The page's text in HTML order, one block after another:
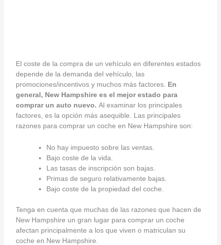
El coste de la compra de un vehículo en diferentes estados
depende de la demanda del vehículo, las
promociones/incentivos y muchos más factores. En
general, New Hampshire es el mejor estado para
comprar un auto nuevo. Al examinar los principales
factores, es la opción más asequible. Las principales
razones para comprar un coche en New Hampshire son:
No hay impuesto sobre las ventas.
Bajo coste de la vida.
Las tasas de inscripción son bajas.
Primas de seguro relativamente bajas.
Bajo coste de la propiedad del coche.
Tenga en cuenta que muchas de las razones que hacen de
New Hampshire un gran lugar para comprar un coche
afectan principalmente a los que viven o matriculan su
coche en New Hampshire.